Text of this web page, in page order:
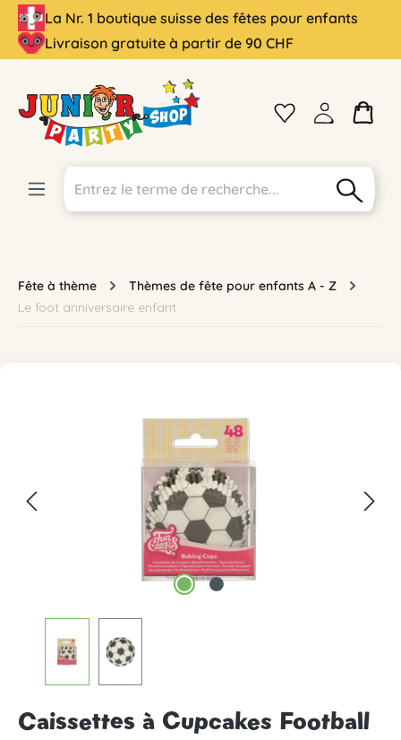
principal
La Nr. 1 boutique suisse des fêtes pour enfants
Livraison gratuite à partir de 90 CHF
Fête à thème
Thèmes de fête pour enfants A - Z
Le foot anniversaire enfant
Caissettes à Cupcakes Football